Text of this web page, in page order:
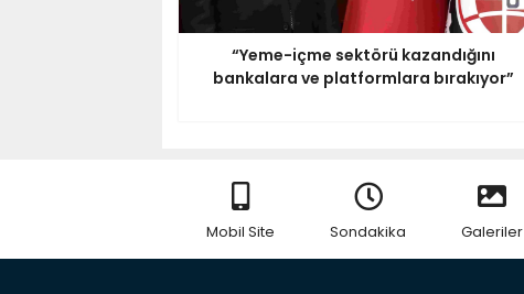
“Yeme-içme sektörü kazandığını
bankalara ve platformlara bırakıyor”
Mobil Site Sondakika Galeriler